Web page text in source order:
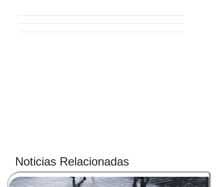
Noticias Relacionadas